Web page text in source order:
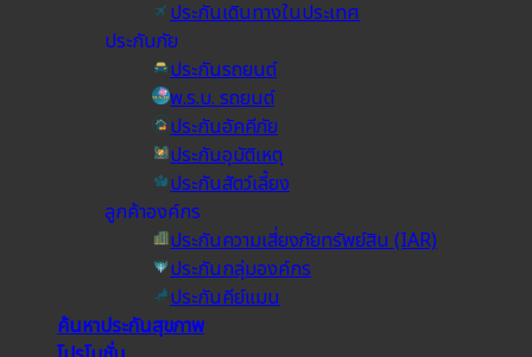
ประกันเดินทางในประเทศ
ประกันภัย
ประกันรถยนต์
พ.ร.บ. รถยนต์
ประกันอัคคีภัย
ประกันอุบัติเหตุ
ประกันสัตว์เลี้ยง
ลูกค้าองค์กร
ประกันความเสี่ยงภัยทรัพย์สิน (IAR)
ประกันกลุ่มองค์กร
ประกันคีย์แมน
ค้นหาประกันสุขภาพ